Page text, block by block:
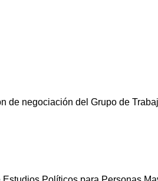
negociación del Grupo de